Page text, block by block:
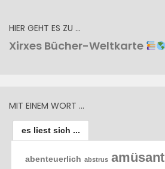
HIER GEHT ES ZU …
Xirxes Bücher-Weltkarte
MIT EINEM WORT …
es liest sich ...
abenteuerlich abstrus amüsant